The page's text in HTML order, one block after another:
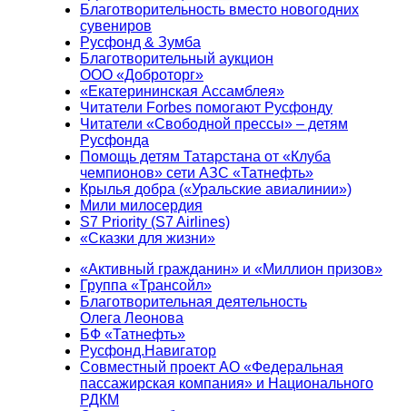
Благотворительность вместо новогодних
сувениров
Русфонд & Зумба
Благотворительный аукцион
ООО «Доброторг»
«Екатерининская Ассамблея»
Читатели Forbes помогают Русфонду
Читатели «Свободной прессы» – детям
Русфонда
Помощь детям Татарстана от «Клуба
чемпионов» сети АЗС «Татнефть»
Крылья добра («Уральские авиалинии»)
Мили милосердия
S7 Priority (S7 Airlines)
«Сказки для жизни»
«Активный гражданин» и «Миллион призов»
Группа «Трансойл»
Благотворительная деятельность
Олега Леонова
БФ «Татнефть»
Русфонд.Навигатор
Совместный проект АО «Федеральная
пассажирская компания» и Национального
РДКМ